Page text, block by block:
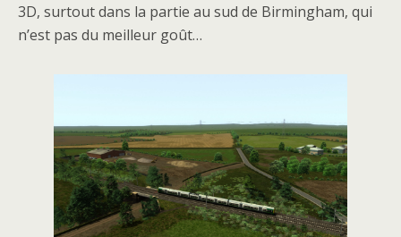
3D, surtout dans la partie au sud de Birmingham, qui
n’est pas du meilleur goût…